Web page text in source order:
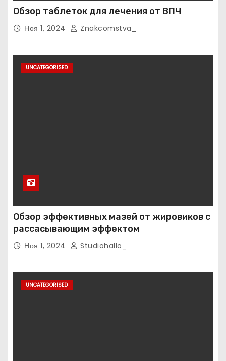
Обзор таблеток для лечения от ВПЧ
Ноя 1, 2024 Znakcomstva_
UNCATEGORISED
Обзор эффективных мазей от жировиков с
рассасывающим эффектом
Ноя 1, 2024 Studiohallo_
UNCATEGORISED